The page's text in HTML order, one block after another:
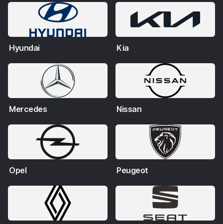
Hyundai Kia
Mercedes Nissan
Opel Peugeot